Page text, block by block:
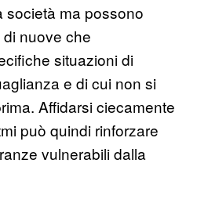
società ma possono
nuove che
situazioni di
e di cui non si
Affidarsi ciecamente
può quindi rinforzare
vulnerabili dalla